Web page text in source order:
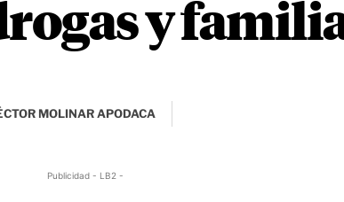
y
MOLINAR APODACA
Publicidad - LB2 -